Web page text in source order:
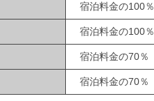
宿泊料金の100％
宿泊料金の100％
宿泊料金の70％
宿泊料金の70％